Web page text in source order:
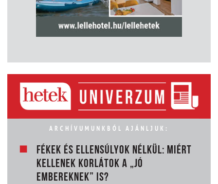
ARCHÍVUMUNKBÓL AJÁNLJUK:
FÉKEK ÉS ELLENSÚLYOK NÉLKÜL: MIÉRT
KELLENEK KORLÁTOK A „JÓ
EMBEREKNEK” IS?